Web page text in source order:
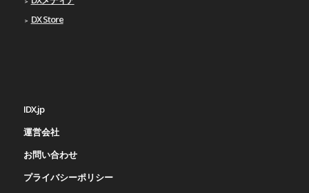
DX Store
IDX.jp
運営会社
お問い合わせ
プライバシーポリシー